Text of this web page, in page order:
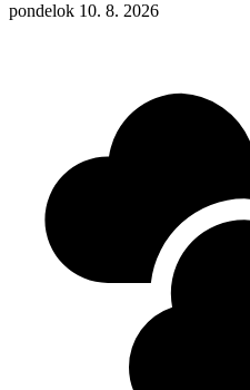
pondelok 10. 8. 2026